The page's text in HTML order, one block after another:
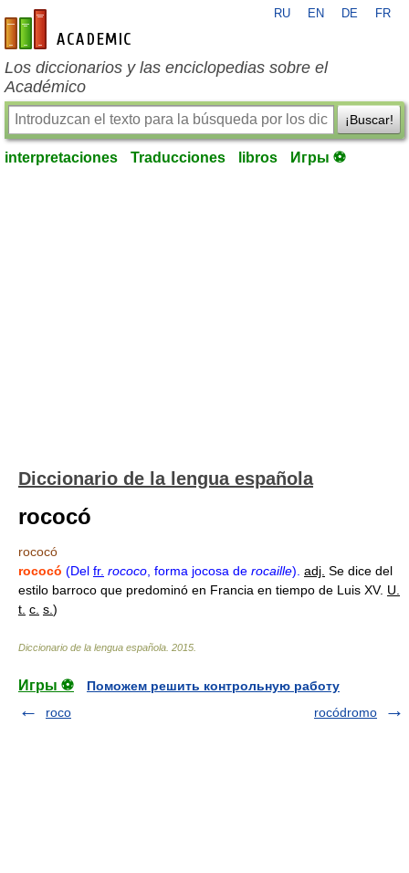
es-academic.com
RU EN DE FR
Los diccionarios y las enciclopedias sobre el
Académico
¡Buscar!
interpretaciones Traducciones libros Игры ⚽
Diccionario de la lengua española
rococó
rococó
rococó (Del fr. rococo , forma jocosa de rocaille). adj. Se dice del
estilo barroco que predominó en Francia en tiempo de Luis XV. U.
t. c. s. )
Diccionario de la lengua española 2015
Игры ⚽
Поможем решить контрольную работу
roco
rocódromo